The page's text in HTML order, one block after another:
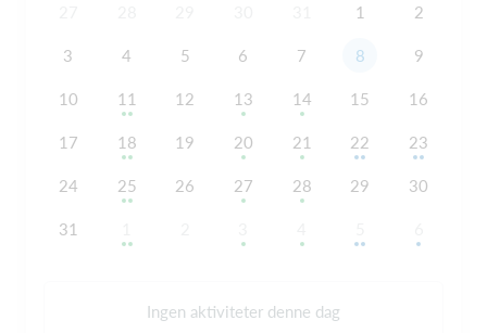
1 2
3 4 5 6 7 8 9
10 11 12 13 14 15 16
17 18 19 20 21 22 23
24 25 26 27 28 29 30
31
Ingen aktiviteter denne dag